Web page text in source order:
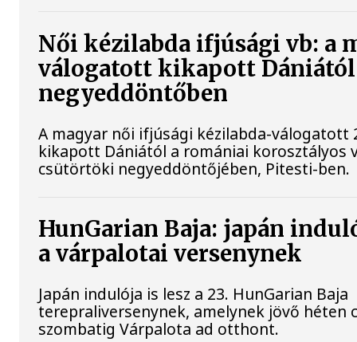
Női kézilabda ifjúsági vb: a
válogatott kikapott Dániától
negyeddöntőben
A magyar női ifjúsági kézilabda-válogatott
kikapott Dániától a romániai korosztályos
csütörtöki negyeddöntőjében, Pitesti-ben.
HunGarian Baja: japán
a várpalotai versenynek
Japán indulója is lesz a 23. HunGarian Baja
terepraliversenynek, amelynek jövő
szombatig Várpalota ad otthont.